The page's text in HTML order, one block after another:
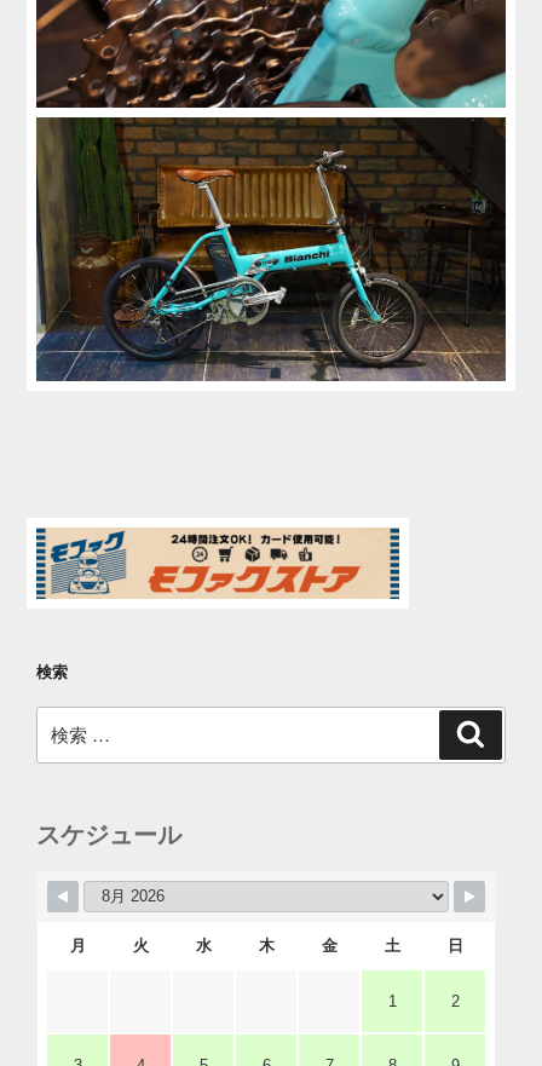
検索
索:
スケジュール
月 火 水 木 金 土 日
1 2